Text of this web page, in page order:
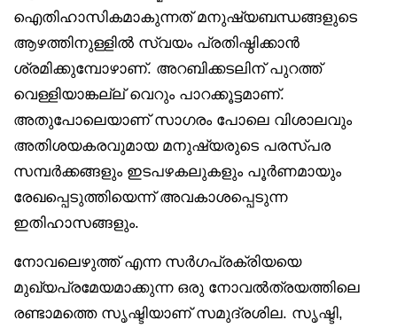
ഐതിഹാസികമാകുന്നത് മനുഷ്യബന്ധങ്ങളുടെ
ആഴത്തിനുള്ളിൽ സ്വയം പ്രതിഷ്ഠിക്കാൻ
ശ്രമിക്കുമ്പോഴാണ്. അറബിക്കടലിന് പുറത്ത്
വെള്ളിയാങ്കല്ല് വെറും പാറക്കൂട്ടമാണ്.
അതുപോലെയാണ് സാഗരം പോലെ വിശാലവും
അതിശയകരവുമായ മനുഷ്യരുടെ പരസ്പര
സമ്പർക്കങ്ങളും ഇടപഴകലുകളും പൂർണമായും
രേഖപ്പെടുത്തിയെന്ന് അവകാശപ്പെടുന്ന
ഇതിഹാസങ്ങളും.
നോവലെഴുത്ത് എന്ന സർഗപ്രക്രിയയെ
മുഖ്യപ്രമേയമാക്കുന്ന ഒരു നോവൽത്രയത്തിലെ
രണ്ടാമത്തെ സൃഷ്ടിയാണ് സമുദ്രശില. സൃഷ്ടി,